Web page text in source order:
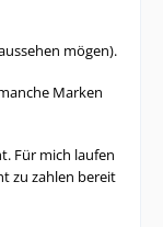
mögen).
Marken
Für mich laufen
zu zahlen bereit